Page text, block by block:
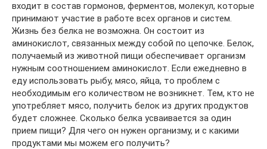
входит в состав гормонов, ферментов, молекул, которые
принимают участие в работе всех органов и систем.
Жизнь без белка не возможна. Он состоит из
аминокислот, связанных между собой по цепочке. Белок,
получаемый из животной пищи обеспечивает организм
нужным соотношением аминокислот. Если ежедневно в
еду использовать рыбу, мясо, яйца, то проблем с
необходимым его количеством не возникнет. Тем, кто не
употребляет мясо, получить белок из других продуктов
будет сложнее. Сколько белка усваивается за один
прием пищи? Для чего он нужен организму, и с какими
продуктами мы можем его получить?